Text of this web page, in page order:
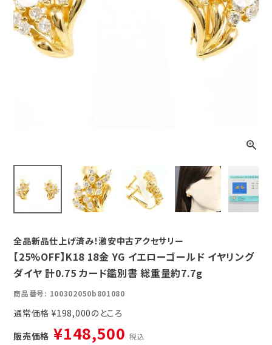
Previous Next
全品新品仕上げ済み！激安中古アクセサリー
【25%OFF】K18 18金 YG イエローゴールド イヤリング
ダイヤ 計0.75 カード鑑別書 総重量約7.7g
商品番号 100302050b801080
通常価格 ¥198,000
販売価格 ¥148,500 税込